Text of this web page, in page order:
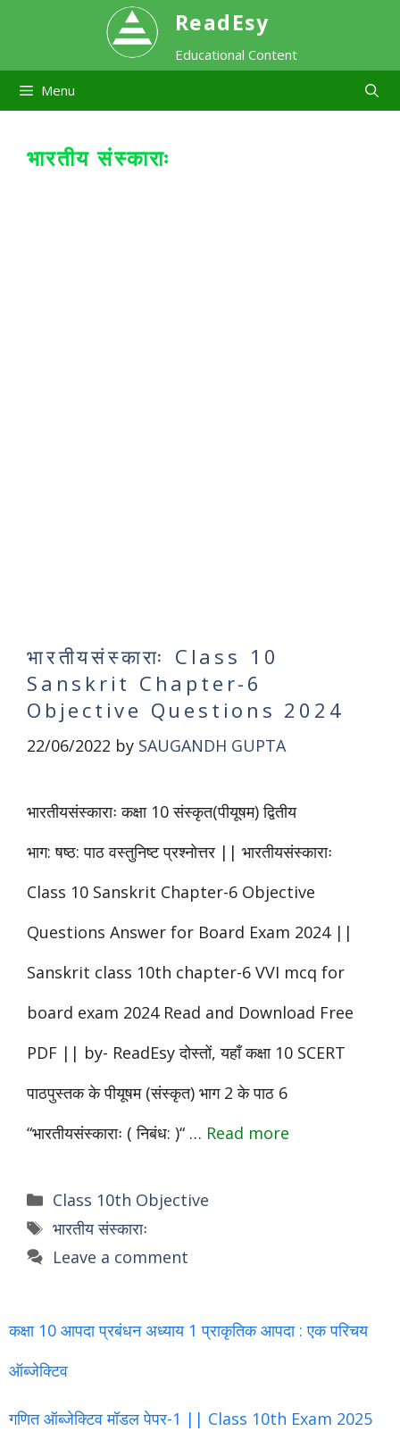
content
ReadEsy
Educational Content
Menu
भारतीय संस्काराः
भारतीयसंस्काराः Class 10
Sanskrit Chapter-6
Objective Questions 2024
22/06/2022 by SAUGANDH GUPTA
भारतीयसंस्काराः कक्षा 10 संस्कृत(पीयूषम) द्वितीय
भाग: षष्ठ: पाठ वस्तुनिष्ट प्रश्नोत्तर || भारतीयसंस्काराः
Class 10 Sanskrit Chapter-6 Objective
Questions Answer for Board Exam 2024 ||
Sanskrit class 10th chapter-6 VVI mcq for
board exam 2024 Read and Download Free
PDF || by- ReadEsy दोस्तों, यहाँ कक्षा 10 SCERT
पाठपुस्तक के पीयूषम (संस्कृत) भाग 2 के पाठ 6
“भारतीयसंस्काराः ( निबंध: )“ … Read more
Categories
Class 10th Objective
Tags
भारतीय संस्काराः
Leave a comment
कक्षा 10 आपदा प्रबंधन अध्याय 1 प्राकृतिक आपदा : एक परिचय
ऑब्जेक्टिव
गणित ऑब्जेक्टिव मॉडल पेपर-1 || Class 10th Exam 2025